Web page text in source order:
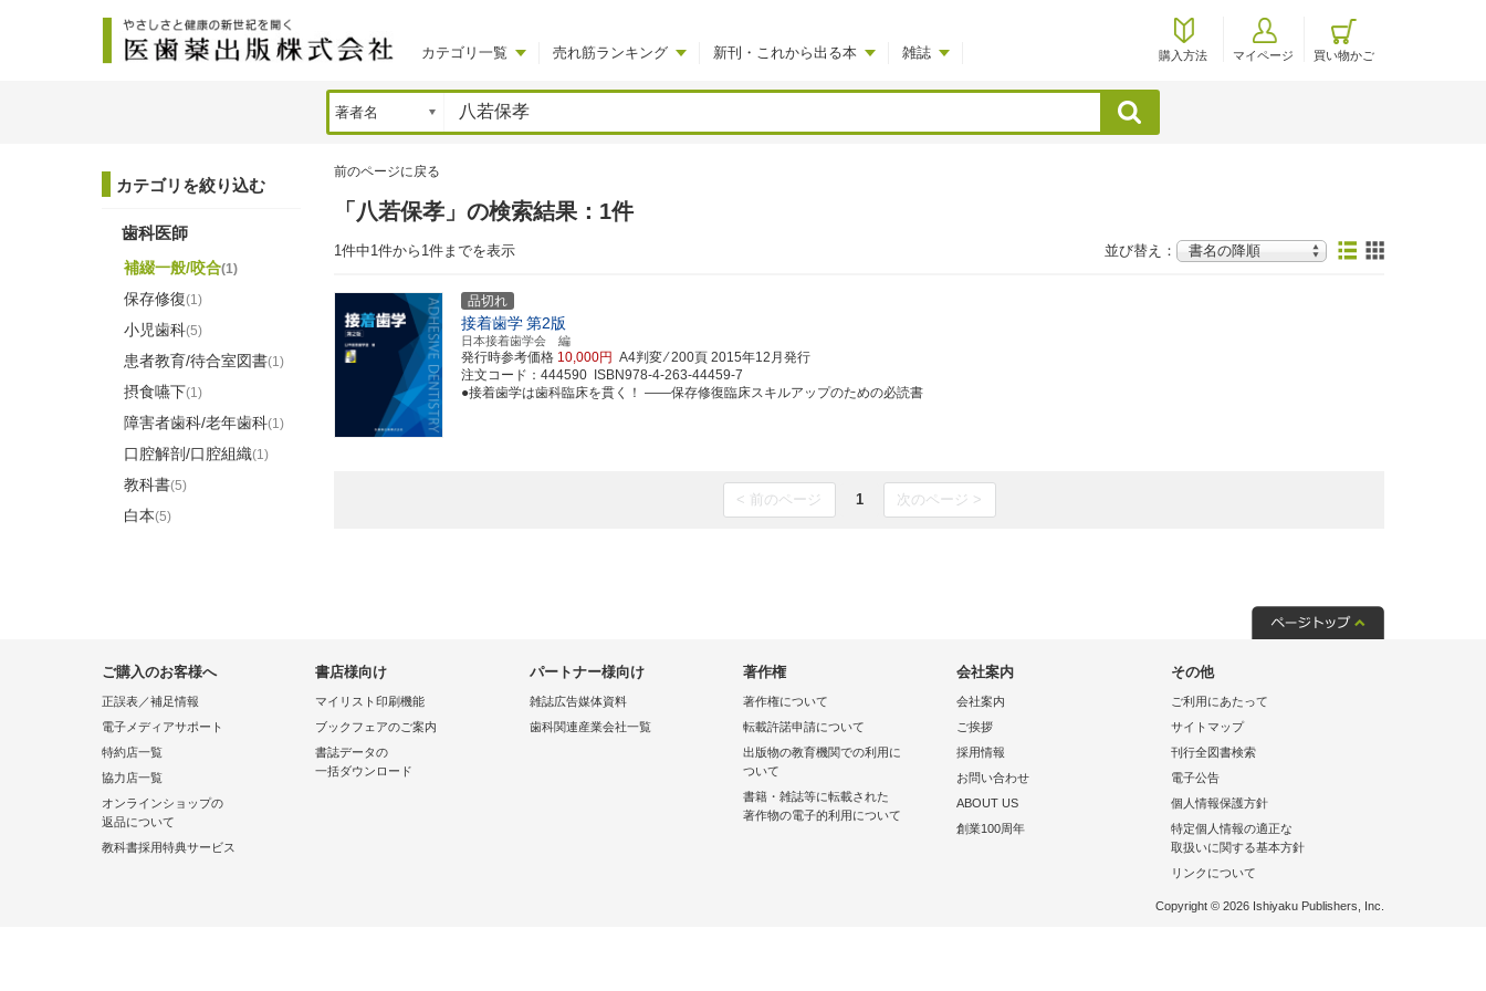
カテゴリ一覧 売れ筋ランキング 新刊・これから出る本 雑誌 購入方法 マイページ 買い物かご
検索
前のページに戻る
「八若保孝」の検索結果：1件
1件中1件から1件までを表示 並び替え：
品切れ
接着歯学第2版
日本接着歯学会 編
発行時参考価格 10,000円 A4判変 ⁄ 200頁 2015年12月発行
注文コード：444590 ISBN978-4-263-44459-7
●接着歯学は歯科臨床を貫く！ ――保存修復臨床スキルアップのための必読書
< 前のページ 1 次のページ >
カテゴリを絞り込む
歯科医師
補綴一般/咬合(1)
保存修復(1)
小児歯科(5)
患者教育/待合室図書(1)
摂食嚥下(1)
障害者歯科/老年歯科(1)
口腔解剖/口腔組織(1)
教科書(5)
白本(5)
ご購入のお客様へ
正誤表／補足情報
電子メディアサポート
特約店一覧
協力店一覧
オンラインショップの
返品について
教科書採用特典サービス
書店様向け
マイリスト印刷機能
ブックフェアのご案内
書誌データの
一括ダウンロード
パートナー様向け
雑誌広告媒体資料
歯科関連産業会社一覧
著作権
著作権について
転載許諾申請について
出版物の教育機関での利用に
ついて
書籍・雑誌等に転載された
著作物の電子的利用について
会社案内
会社案内
ご挨拶
採用情報
お問い合わせ
ABOUT US
創業100周年
その他
ご利用にあたって
サイトマップ
刊行全図書検索
電子公告
個人情報保護方針
特定個人情報の適正な
取扱いに関する基本方針
リンクについて
Copyright © 2026 Ishiyaku Publishers, Inc.